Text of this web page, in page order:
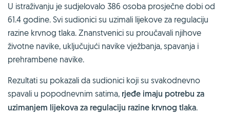
U istraživanju je sudjelovalo 386 osoba prosječne dobi od
61.4 godine. Svi sudionici su uzimali lijekove za regulaciju
razine krvnog tlaka. Znanstvenici su proučavali njihove
životne navike, uključujući navike vježbanja, spavanja i
prehrambene navike.
Rezultati su pokazali da sudionici koji su svakodnevno
spavali u popodnevnim satima, rjeđe imaju potrebu za
uzimanjem lijekova za regulaciju razine krvnog tlaka.